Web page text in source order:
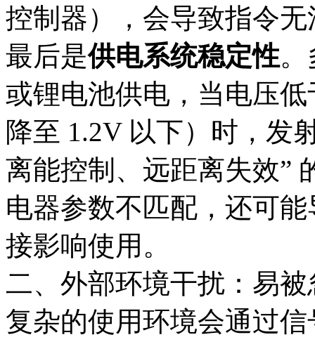
控制器），会导致指令
最后是供电系统稳定性
或锂电池供电，当电压
降至 1.2V 以下）时，发
离能控制、远距离失效”
电器参数不匹配，还可
接影响使用。​
二、外部环境干扰：易
复杂的使用环境会通过